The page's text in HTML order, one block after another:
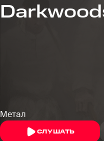
Метал
СЛУШАТЬ